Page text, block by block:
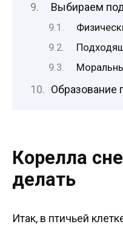
Выбираем
Образование
Корелла
делать
Итак, в птичьей